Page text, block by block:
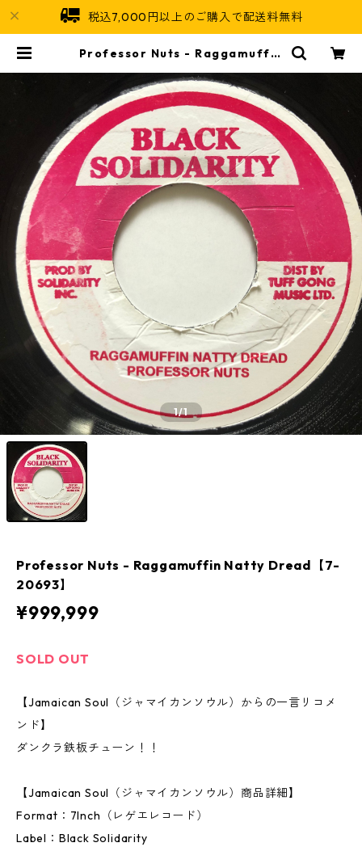
税込7,000円以上のご購入で配送料無料
Professor Nuts - Raggamuffin
aican Soul
1/1
Professor Nuts - Raggamuffin Natty Dread【7-
20693】
¥999,999
SOLD OUT
【Jamaican Soul（ジャマイカンソウル）からの一言リコメ
ンド】
ダンクラ鉄板チューン！！
【Jamaican Soul（ジャマイカンソウル）商品詳細】
Format：7Inch（レゲエレコード）
Label：Black Solidarity